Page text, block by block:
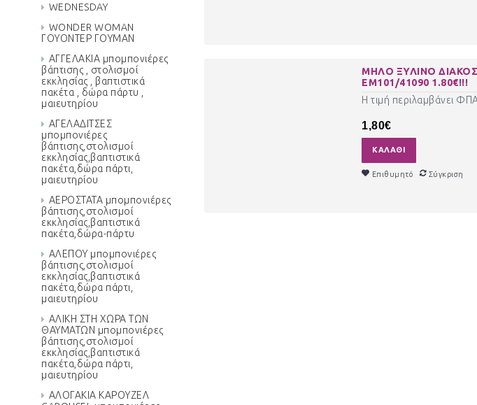
WEDNESDAY
WONDER WOMAN
ΓΟΥΟΝΤΕΡ ΓΟΥΜΑΝ
ΑΓΓΕΛΑΚΙΑ μπομπονιέρες
βάπτισης , στολισμοί
εκκλησίας , βαπτιστικά
πακέτα , δώρα πάρτυ ,
μαιευτηρίου
ΑΓΕΛΑΔΙΤΣΕΣ
μπομπονιέρες
βάπτισης,στολισμοί
εκκλησίας,βαπτιστικά
πακέτα,δώρα πάρτι,
μαιευτηρίου
ΑΕΡΟΣΤΑΤΑ μπομπονιέρες
βάπτισης,στολισμοί
εκκλησίας,βαπτιστικά
πακέτα,δώρα-πάρτυ
ΑΛΕΠΟΥ μπομπονιέρες
βάπτισης,στολισμοί
εκκλησίας,βαπτιστικά
πακέτα,δώρα πάρτι,
μαιευτηρίου
ΑΛΙΚΗ ΣΤΗ ΧΩΡΑ ΤΩΝ
ΘΑΥΜΑΤΩΝ μπομπονιέρες
βάπτισης,στολισμοί
εκκλησίας,βαπτιστικά
πακέτα,δώρα πάρτι,
μαιευτηρίου
ΑΛΟΓΑΚΙΑ ΚΑΡΟΥΖΕΛ
ΜΗΛΟ ΞΥΛΙΝΟ
ΕΜ101/41090 1.80€!!!
Η τιμή περιλαμβάνει
1,80€
ΚΑΛΆΘΙ
Επιθυμητό Σύγκριση